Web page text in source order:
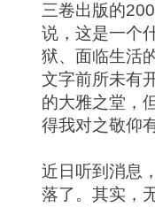
三卷出版的
说，这是一个
狱、面临生活
文字前所未有
的大雅之堂，
得我对之敬仰
近日听到消息
落了。其实，